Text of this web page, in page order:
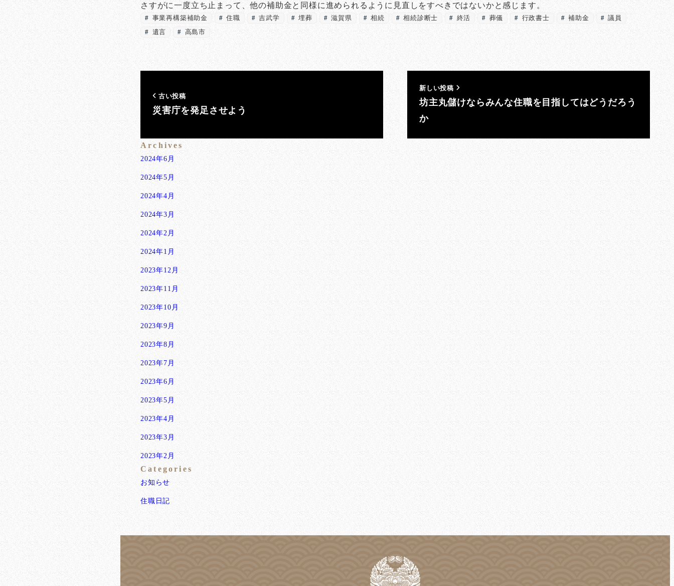
さすがに一度立ち止まって、他の補助金と同様に進められるように見直しをすべきではないかと感じます。
事業再構築補助金 住職 吉武学 埋葬 滋賀県 相続 相続診断士 終活 葬儀 行政書士 補助金
議員
遺言
高島市
古い投稿
災害庁を発足させよう
新しい投稿
坊主丸儲けならみんな住職を目指してはどうだろう
か
Archives
2024年6月
2024年5月
2024年4月
2024年3月
2024年2月
2024年1月
2023年12月
2023年11月
2023年10月
2023年9月
2023年8月
2023年7月
2023年6月
2023年5月
2023年4月
2023年3月
2023年2月
Categories
お知らせ
住職日記